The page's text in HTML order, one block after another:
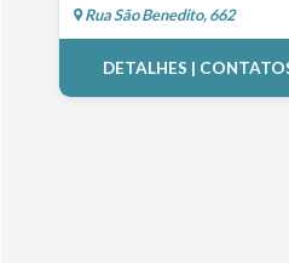
Rua São Benedito, 662
DETALHES |